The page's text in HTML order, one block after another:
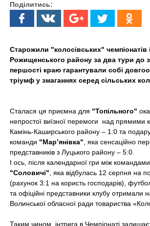
н
ь
S
p
o
р
м
Поділитись:
Старожили "колосівських" чемпіонатів
Рожищенського району за два тури до
першості краю гарантували собі
тріумф у змаганнях серед сільських
Сталася ця приємна для "Топільного"
непростої виїзної перемоги над прямими
Камінь-Каширського району – 1:0 та
команди "Мар’янівка" , яка сенсаційно
представників з Луцького району – 5:0.
І ось, після календарної гри між
"Соловичі" , яка відбулась 12 серпня на
(рахунок 3:1 на користь господарів),
та офіційні представники клубу отримали
Волинської обласної ради товариства
Таким чином, інтрига в Чемпіонаті